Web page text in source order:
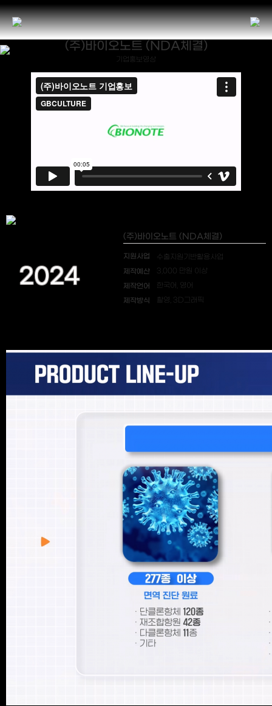
(주)바이오노트 (NDA체결)
기업홍보영상
2024
(주)바이오노트 (NDA체결)
지원사업 수출지원기반활용사업
제작예산 3,000 만원 이상
제작언어 한국어, 영어
제작방식 촬영, 3D그래픽